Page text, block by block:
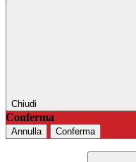
Chiudi
Conferma
Annulla Conferma